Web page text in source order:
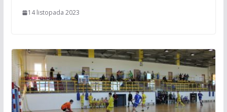
14 listopada 2023